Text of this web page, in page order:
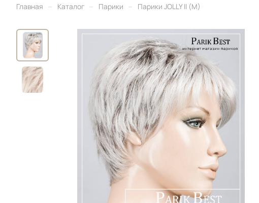
Главная – Каталог – Парики – Парики JOLLY II (M)